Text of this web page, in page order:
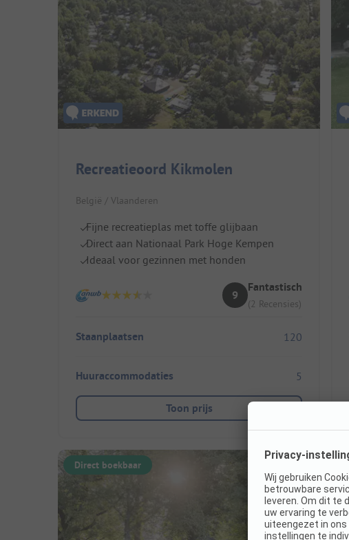
Recreatieoord Kikmolen
België / Vlaanderen
Fijne recreatieplas met toffe glijbaan
Direct aan Nationaal Park Hoge Kempen
Ideaal voor gezinnen met honden
9
Fantastisch
(2 Recensies)
Staanplaatsen 120
Huuraccommodaties 5
Toon prijs
Direct boekbaar